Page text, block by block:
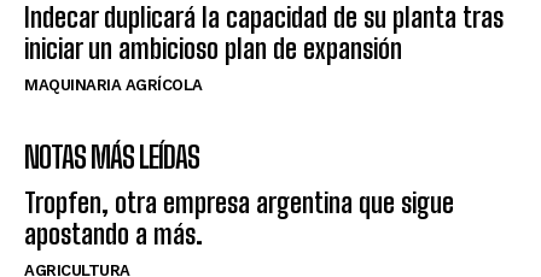
Indecar duplicará la capacidad de su planta tras
iniciar un ambicioso plan de expansión
MAQUINARIA AGRÍCOLA
NOTAS MÁS LEÍDAS
Tropfen, otra empresa argentina que sigue
apostando a más.
AGRICULTURA